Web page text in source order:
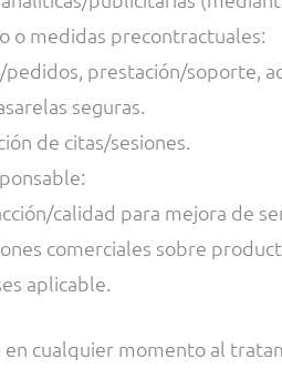
o medidas precontractuales:
prestación/soporte,
seguras.
de citas/sesiones.
calidad para mejora de
comerciales sobre
aplicable.
cualquier momento al